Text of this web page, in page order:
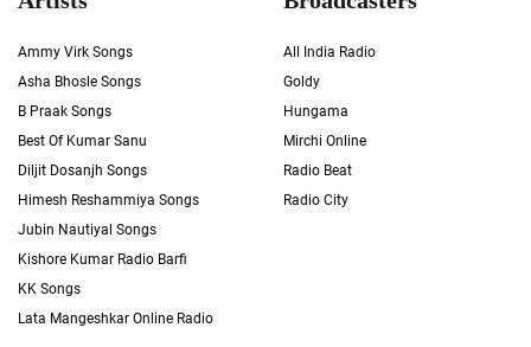
Ammy Virk Songs
Asha Bhosle Songs
B Praak Songs
Best Of Kumar Sanu
Diljit Dosanjh Songs
Himesh Reshammiya Songs
Jubin Nautiyal Songs
Kishore Kumar Radio Barfi
KK Songs
Lata Mangeshkar Online Radio
All India Radio
Goldy
Hungama
Mirchi Online
Radio Beat
Radio City